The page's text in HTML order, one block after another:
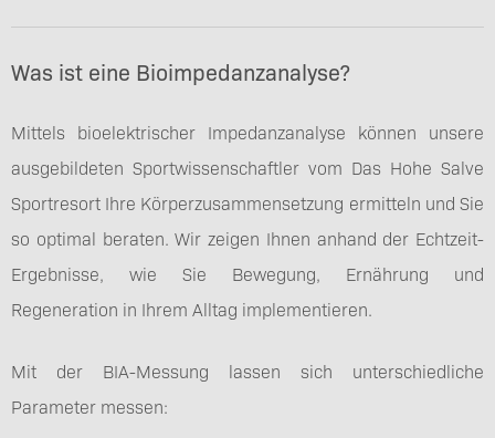
Was ist eine Bioimpedanzanalyse?
Mittels bioelektrischer Impedanzanalyse können unsere
ausgebildeten Sportwissenschaftler vom Das Hohe Salve
Sportresort Ihre Körperzusammensetzung ermitteln und Sie
so optimal beraten. Wir zeigen Ihnen anhand der Echtzeit-
Ergebnisse, wie Sie Bewegung, Ernährung und
Regeneration in Ihrem Alltag implementieren.
Mit der BIA-Messung lassen sich unterschiedliche
Parameter messen: